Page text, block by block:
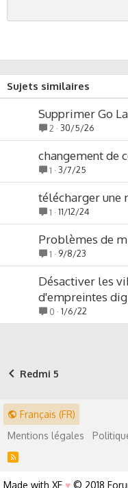
Sujets similaires
Supprimer Go
2 30/5/26
changement de
1 3/7/25
télécharger une
1 11/12/24
Problèmes de
1 9/8/23
Désactiver les
d'empreintes
0 1/6/22
Redmi 5
Français (FR)
Mentions légales
R
Made with XF ♥ © 2018